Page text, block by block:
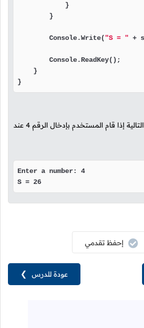
            }
        }
        Console.Write(
"S = " +
        Console.ReadKey();
    }
}
إذا قام المستخدم بإدخال الرقم 4 عند
Enter a number: 4
S = 26
عودة للدرس ❯
إحفظ تقدمي